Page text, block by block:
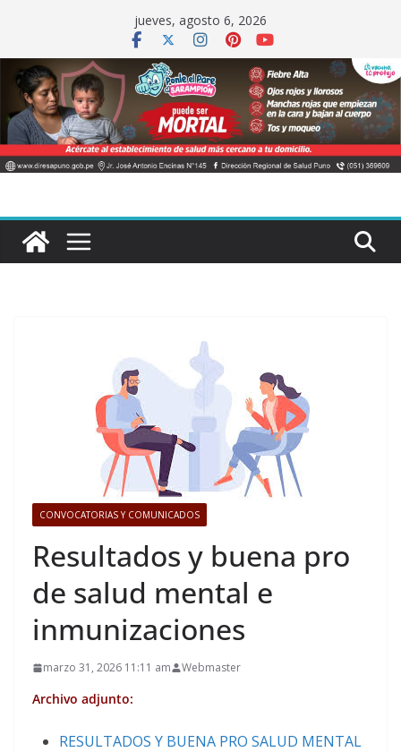
contenido
jueves, agosto 6, 2026
CONVOCATORIAS Y COMUNICADOS
Resultados y buena pro
de salud mental e
inmunizaciones
marzo 31, 2026 11:11 am Webmaster
Archivo adjunto:
RESULTADOS Y BUENA PRO SALUD MENTAL